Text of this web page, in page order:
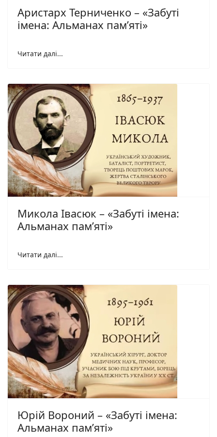
Аристарх Терниченко – «Забуті
імена: Альманах пам’яті»
Читати далі...
Микола Івасюк – «Забуті імена:
Альманах пам’яті»
Читати далі...
Юрій Вороний – «Забуті імена:
Альманах пам’яті»